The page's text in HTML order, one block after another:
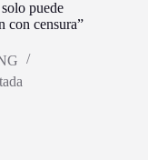
puede
con censura”